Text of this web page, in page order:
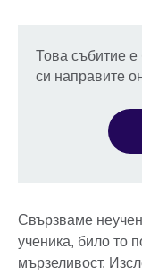
Това събитие е
си направите
Свързваме
ученика, било то
мързеливост.